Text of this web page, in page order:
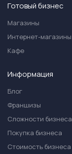
Готовый бизнес
Магазины
Интернет-магазины
Кафе
Информация
Блог
Франшизы
Сложности бизнеса
Покупка бизнеса
Стоимость бизнеса